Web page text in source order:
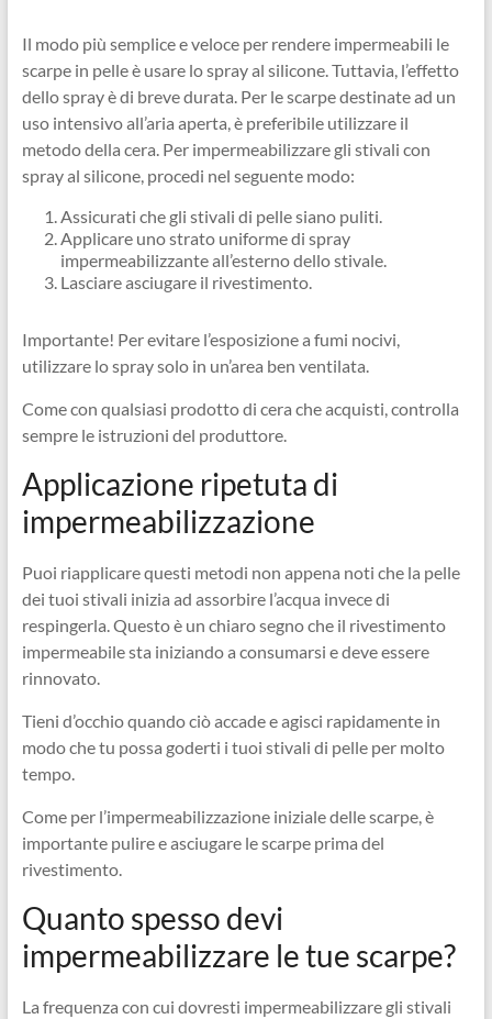
Il modo più semplice e veloce per rendere impermeabili le
scarpe in pelle è usare lo spray al silicone. Tuttavia, l’effetto
dello spray è di breve durata. Per le scarpe destinate ad un
uso intensivo all’aria aperta, è preferibile utilizzare il
metodo della cera. Per impermeabilizzare gli stivali con
spray al silicone, procedi nel seguente modo:
Assicurati che gli stivali di pelle siano puliti.
Applicare uno strato uniforme di spray
impermeabilizzante all’esterno dello stivale.
Lasciare asciugare il rivestimento.
Importante! Per evitare l’esposizione a fumi nocivi,
utilizzare lo spray solo in un’area ben ventilata.
Come con qualsiasi prodotto di cera che acquisti, controlla
sempre le istruzioni del produttore.
Applicazione ripetuta di
impermeabilizzazione
Puoi riapplicare questi metodi non appena noti che la pelle
dei tuoi stivali inizia ad assorbire l’acqua invece di
respingerla. Questo è un chiaro segno che il rivestimento
impermeabile sta iniziando a consumarsi e deve essere
rinnovato.
Tieni d’occhio quando ciò accade e agisci rapidamente in
modo che tu possa goderti i tuoi stivali di pelle per molto
tempo.
Come per l’impermeabilizzazione iniziale delle scarpe, è
importante pulire e asciugare le scarpe prima del
rivestimento.
Quanto spesso devi
impermeabilizzare le tue scarpe?
La frequenza con cui dovresti impermeabilizzare gli stivali